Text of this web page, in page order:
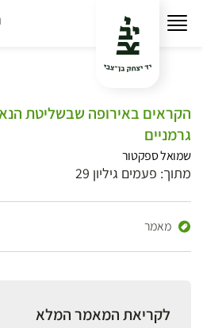
הקראים באירופה שבשליטת
גרמניים
שמואל ספקטור
מתוך: פעמים גיליון 29
מאמר
לקריאת המאמר המלא